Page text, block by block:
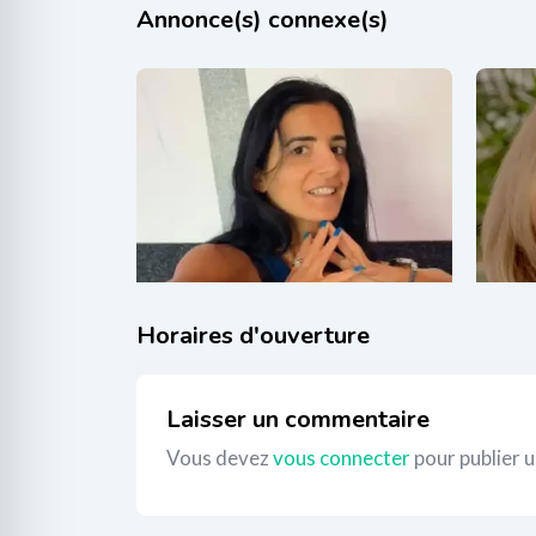
Annonce(s) connexe(s)
Anna-Maria Rocchio
il y a 1 an
Thérapies corporelles
Yoga
80€
_
Laisser un commentaire
Vous devezvous connecterpour publier